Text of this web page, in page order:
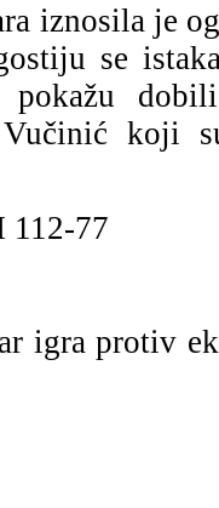
iznosila je
se
pokažu
koji
77
igra protiv